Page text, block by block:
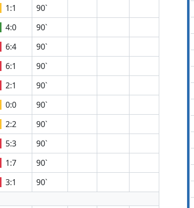
1:1
90`
4:0
90`
6:4
90`
6:1
90`
2:1
90`
0:0
90`
2:2
90`
5:3
90`
1:7
90`
3:1
90`